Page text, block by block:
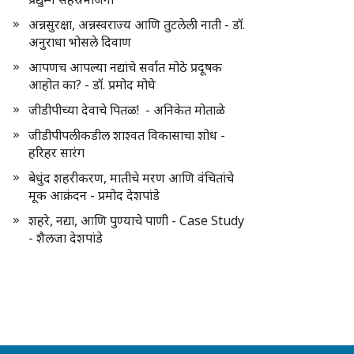
अन्नसुरक्षा, अन्नस्वराज्य आणि तुटलेली नाती - डॉ.
अनुराधा भोसले दिवाण
आपणच आपल्या नद्यांचे सर्वात मोठे प्रदूषक
आहोत का? - डॉ. प्रमोद मोघे
जीडीपीच्या देवाचे पितळ! - अनिकेत मोताळे
जीडीपीपलीकडील शाश्वत विकासाचा शोध -
हरिहर सारंग
बेधुंद शहरीकरण, मातीचे मरण आणि वंचितांचे
मूक आक्रंदन - प्रमोद देशपांडे
शहरे, नद्या, आणि पुण्याचे पाणी - Case Study
- शैलजा देशपांडे